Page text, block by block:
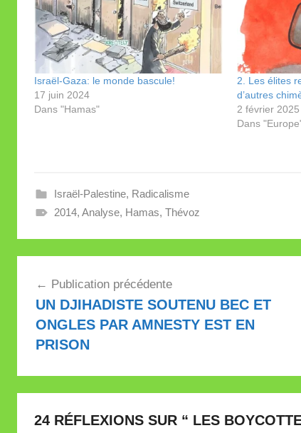
Israël-Gaza: le monde bascule!
17 juin 2024
Dans "Hamas"
2. Les élites
d’autres
2 février 2025
Dans
Israël-Palestine, Radicalisme
2014, Analyse, Hamas, Thévoz
l’article
Publication précédente
UN DJIHADISTE SOUTENU BEC ET
ONGLES PAR AMNESTY EST EN
PRISON
24 RÉFLEXIONS SUR “ LES